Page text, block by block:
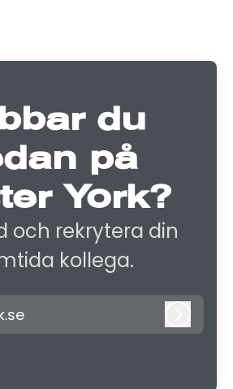
du
på
York?
och rekrytera din
kollega.